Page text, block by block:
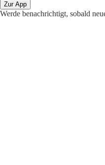
Zur App
Werde benachrichtigt, sobald